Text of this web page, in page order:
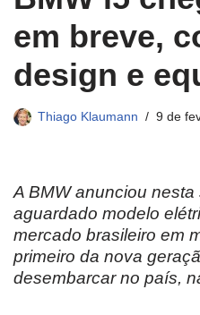
em breve,
design e
Thiago Klaumann 9 de
A BMW anunciou
aguardado modelo
mercado brasileiro em
primeiro da nova
desembarcar no país,